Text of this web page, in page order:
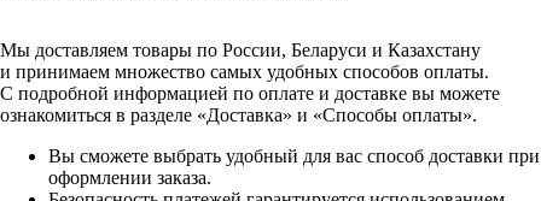
Мы доставляем товары по России, Беларуси и Казахстану
и принимаем множество самых удобных способов оплаты.
С подробной информацией по оплате и доставке вы можете
ознакомиться в разделе «Доставка» и «Способы оплаты».
Вы сможете выбрать удобный для вас способ доставки при
оформлении заказа.